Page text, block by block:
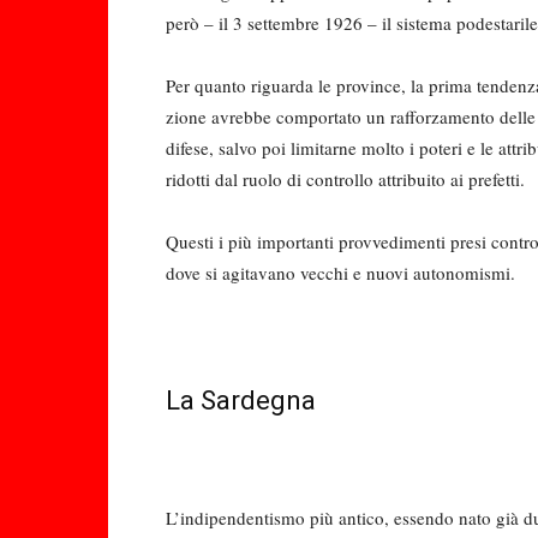
però – il 3 settembre 1926 – il sistema
Per quanto riguarda le province, la prima
zione avrebbe comportato un raffor­zamento
difese, salvo poi limitarne mol­to i poteri e le
ridotti dal ruolo di controllo attribuito ai prefetti.
Questi i più importanti provvedimen­ti presi
dove si agitavano vecchi e nuovi autonomismi.
La Sardegna
L’indipendentismo più antico, essen­do nato già